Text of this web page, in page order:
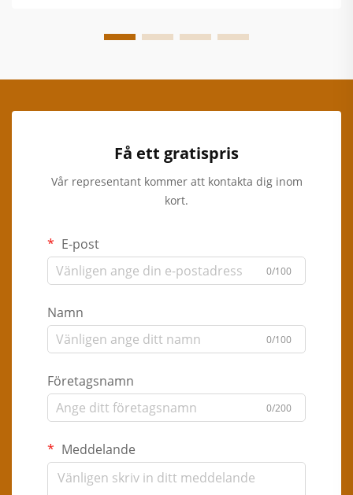
Få ett gratispris
Vår representant kommer att kontakta dig inom
kort.
E-post
0/100
Namn
0/100
Företagsnamn
0/200
Meddelande